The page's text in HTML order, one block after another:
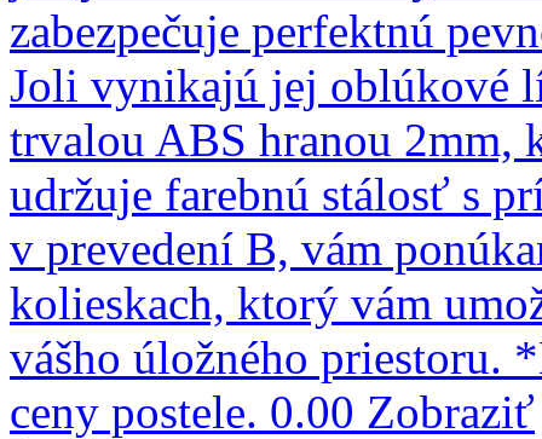
zabezpečuje perfektnú
Joli vynikajú jej oblúkové
trvalou ABS hranou 2mm,
udržuje farebnú stálosť s
v prevedení B, vám
kolieskach, ktorý vám
vášho úložného priestoru.
ceny postele. 0.00 Zobraziť